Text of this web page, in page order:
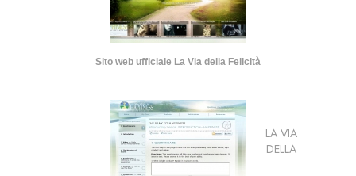
Sito web ufficiale La Via della Felicità
LA VIA
DELLA